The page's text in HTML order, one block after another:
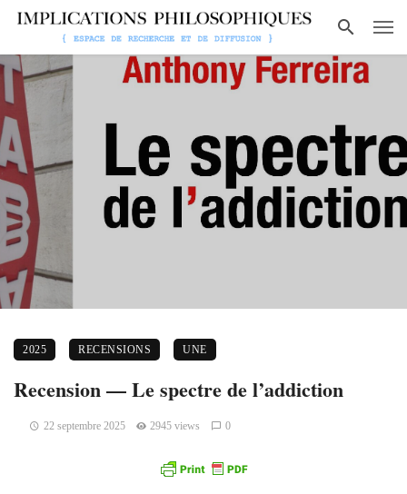
2025 RECENSIONS UNE
Recension — Le spectre de l’addiction
22 septembre 2025 2945 views 0